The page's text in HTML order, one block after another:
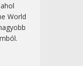
World